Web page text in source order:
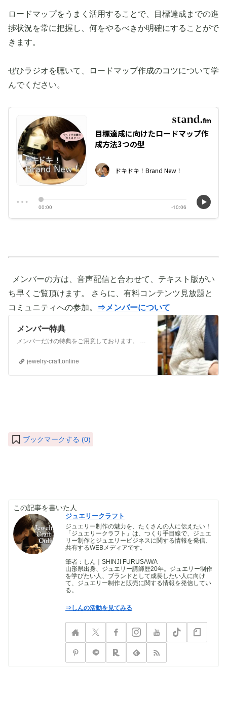
ロードマップをうまく活用することで、目標達成までの進
捗状況を常に把握し、何をやるべきか明確にすることがで
きます。
ぜひラジオを聴いて、ロードマップ作成のコツについて学
んでください。
メンバーの方は、音声配信と合わせて、テキスト版がい
ち早くご覧頂けます。 さらに、有料コンテンツ見放題と
コミュニティへの参加。
⇒メンバーについて
メンバー特典
メンバーだけの特典をご用意しております。 ぜひご活用頂き、ご自身の活動に役立てて下さい。 ⇒メンバーについて詳しく見てみる メンバーになる （） ①有料コンテンツが見放題！ ジュエリー制作に関する情報やビジネス情報やブランディングに関する情
jewelry-craft.online
ブックマークする (0)
この記事を書いた人
ジュエリークラフト
ジュエリー制作の魅力を、たくさんの人に伝えたい！
「ジュエリークラフト」は、つくり手目線で、ジュエ
リー制作とジュエリービジネスに関する情報を発信、
共有するWEBメディアです。
筆者：しん｜SHINJI FURUSAWA
山形県出身、ジュエリー講師歴20年。ジュエリー制作
を学びたい人、ブランドとして成長したい人に向け
て、ジュエリー制作と販売に関する情報を発信してい
る。
⇒しんの活動を見てみる